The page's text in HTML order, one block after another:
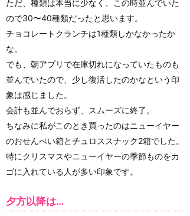
ただ、種類は本当に少なく、この時並んでいた
ので30〜40種類だったと思います。
チョコレートクランチは1種類しかなかったか
な。
でも、朝アプリで在庫切れになっていたものも
並んでいたので、少し復活したのかなという印
象は感じました。
会計も並んでおらず、スムーズに終了。
ちなみに私がこのとき買ったのはニューイヤー
のおせんべい箱とチュロススナック2箱でした。
特にクリスマスやニューイヤーの季節ものをカ
ゴに入れている人が多い印象です。
夕方以降は…